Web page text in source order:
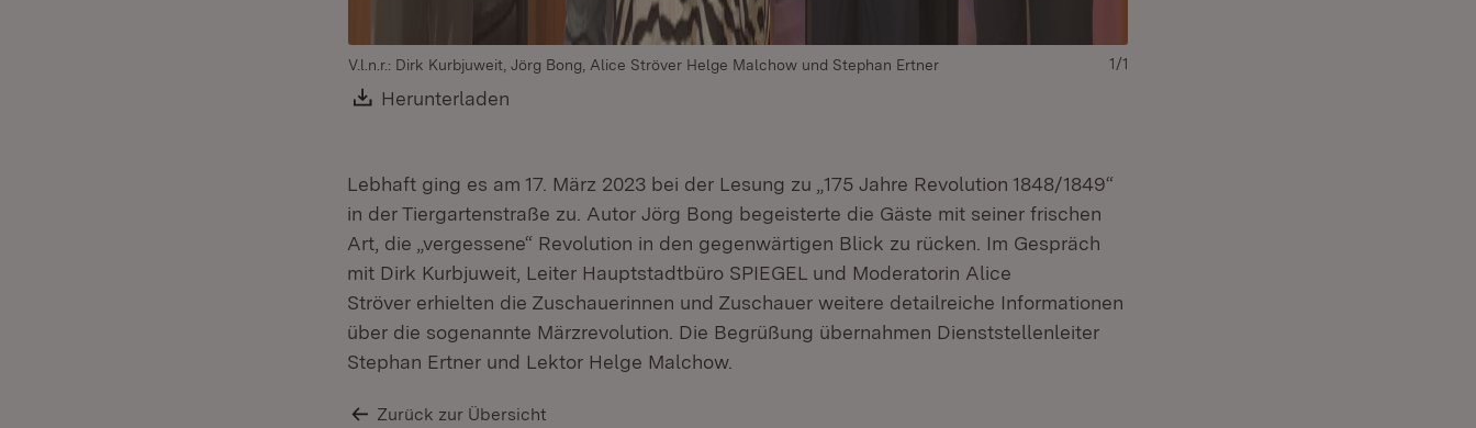
V.l.n.r.: Dirk Kurbjuweit, Jörg Bong, Alice Ströver Helge Malchow und Stephan Ertner
Download:
Herunterladen
1/1
Lebhaft ging es am 17. März 2023 bei der Lesung zu „175 Jahre Revolution 1848/1849“
in der Tiergartenstraße zu. Autor Jörg Bong begeisterte die Gäste mit seiner frischen
Art, die „vergessene“ Revolution in den gegenwärtigen Blick zu rücken. Im Gespräch
mit Dirk Kurbjuweit, Leiter Hauptstadtbüro SPIEGEL und Moderatorin Alice
Ströver erhielten die Zuschauerinnen und Zuschauer weitere detailreiche Informationen
über die sogenannte Märzrevolution. Die Begrüßung übernahmen Dienststellenleiter
Stephan Ertner und Lektor Helge Malchow.
Zurück zur Übersicht